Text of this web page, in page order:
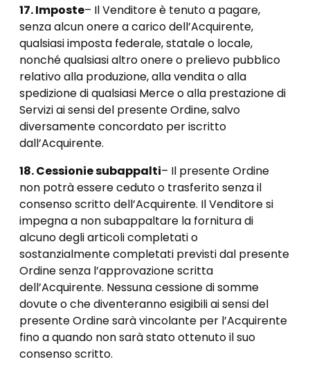
17. Imposte– Il Venditore è tenuto a pagare,
senza alcun onere a carico dell’Acquirente,
qualsiasi imposta federale, statale o locale,
nonché qualsiasi altro onere o prelievo pubblico
relativo alla produzione, alla vendita o alla
spedizione di qualsiasi Merce o alla prestazione di
Servizi ai sensi del presente Ordine, salvo
diversamente concordato per iscritto
dall’Acquirente.
18. Cessionie subappalti– Il presente Ordine
non potrà essere ceduto o trasferito senza il
consenso scritto dell’Acquirente. Il Venditore si
impegna a non subappaltare la fornitura di
alcuno degli articoli completati o
sostanzialmente completati previsti dal presente
Ordine senza l’approvazione scritta
dell’Acquirente. Nessuna cessione di somme
dovute o che diventeranno esigibili ai sensi del
presente Ordine sarà vincolante per l’Acquirente
fino a quando non sarà stato ottenuto il suo
consenso scritto.